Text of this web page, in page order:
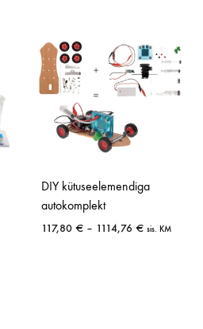
DIY kütuseelemendiga
autokomplekt
117,80 € – 1114,76 € sis. KM